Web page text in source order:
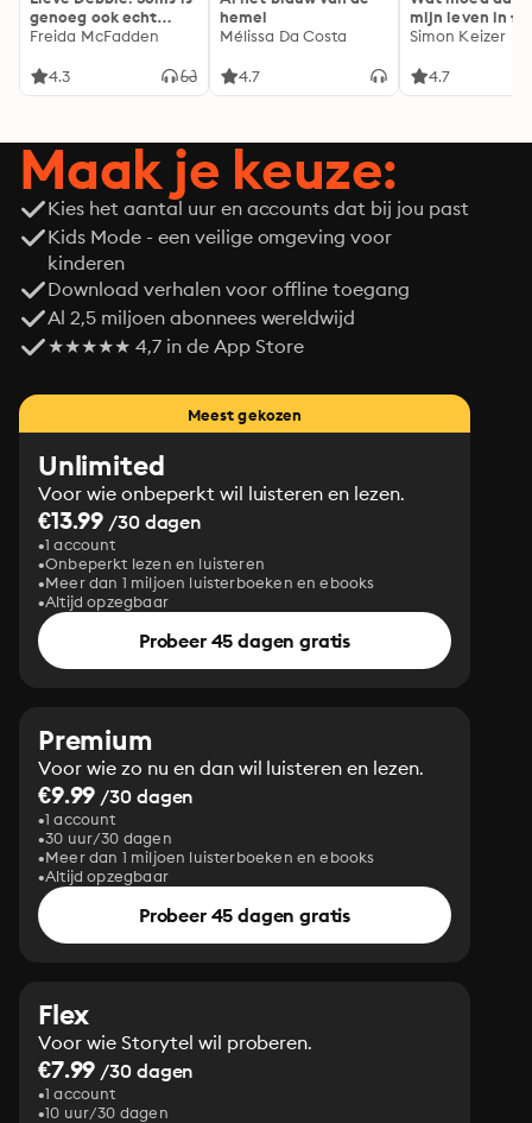
genoeg ook echt
genoeg...
Freida McFadden
4.3
hemel
Mélissa Da Costa
4.7
mijn leven in
Simon Keizer
4.7
Maak je keuze:
Kies het aantal uur en accounts dat bij jou past
Kids Mode - een veilige omgeving voor
kinderen
Download verhalen voor offline toegang
Al 2,5 miljoen abonnees wereldwijd
★★★★★ 4,7 in de App Store
Meest gekozen
Unlimited
Voor wie onbeperkt wil luisteren en lezen.
€13.99 /30 dagen
1 account
Onbeperkt lezen en luisteren
Meer dan 1 miljoen luisterboeken en ebooks
Altijd opzegbaar
Probeer 45 dagen gratis
Premium
Voor wie zo nu en dan wil luisteren en lezen.
€9.99 /30 dagen
1 account
30 uur/30 dagen
Meer dan 1 miljoen luisterboeken en ebooks
Altijd opzegbaar
Probeer 45 dagen gratis
Flex
Voor wie Storytel wil proberen.
€7.99 /30 dagen
1 account
10 uur/30 dagen